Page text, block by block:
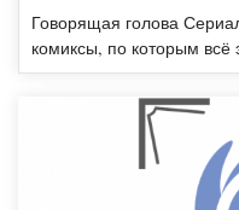
Говорящая голова
комиксы, по которым всё